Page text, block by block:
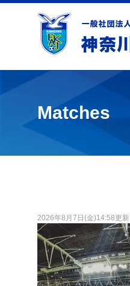
Matches
2026年8月7日(金)14:58更新